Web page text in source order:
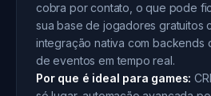
cobra por contato, o que pode
sua base de jogadores gratuitos
integração nativa com backends
de eventos em tempo real.
Por que é ideal para games: